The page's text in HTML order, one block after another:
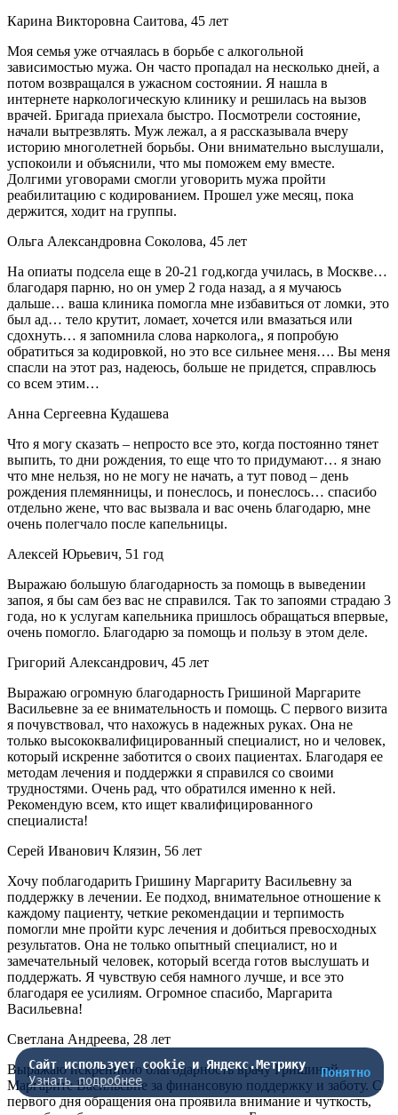
Карина Викторовна Саитова, 45 лет
Моя семья уже отчаялась в борьбе с алкогольной
зависимостью мужа. Он часто пропадал на несколько дней, а
потом возвращался в ужасном состоянии. Я нашла в
интернете наркологическую клинику и решилась на вызов
врачей. Бригада приехала быстро. Посмотрели состояние,
начали вытрезвлять. Муж лежал, а я рассказывала вчеру
историю многолетней борьбы. Они внимательно выслушали,
успокоили и объяснили, что мы поможем ему вместе.
Долгими уговорами смогли уговорить мужа пройти
реабилитацию с кодированием. Прошел уже месяц, пока
держится, ходит на группы.
Ольга Александровна Соколова, 45 лет
На опиаты подсела еще в 20-21 год,когда училась, в Москве…
благодаря парню, но он умер 2 года назад, а я мучаюсь
дальше… ваша клиника помогла мне избавиться от ломки, это
был ад… тело крутит, ломает, хочется или вмазаться или
сдохнуть… я запомнила слова нарколога,, я попробую
обратиться за кодировкой, но это все сильнее меня…. Вы меня
спасли на этот раз, надеюсь, больше не придется, справлюсь
со всем этим…
Анна Сергеевна Кудашева
Что я могу сказать – непросто все это, когда постоянно тянет
выпить, то дни рождения, то еще что то придумают… я знаю
что мне нельзя, но не могу не начать, а тут повод – день
рождения племянницы, и понеслось, и понеслось… спасибо
отдельно жене, что вас вызвала и вас очень благодарю, мне
очень полегчало после капельницы.
Алексей Юрьевич, 51 год
Выражаю большую благодарность за помощь в выведении
запоя, я бы сам без вас не справился. Так то запоями страдаю 3
года, но к услугам капельника пришлось обращаться впервые,
очень помогло. Благодарю за помощь и пользу в этом деле.
Григорий Александрович, 45 лет
Выражаю огромную благодарность Гришиной Маргарите
Васильевне за ее внимательность и помощь. С первого визита
я почувствовал, что нахожусь в надежных руках. Она не
только высококвалифицированный специалист, но и человек,
который искренне заботится о своих пациентах. Благодаря ее
методам лечения и поддержки я справился со своими
трудностями. Очень рад, что обратился именно к ней.
Рекомендую всем, кто ищет квалифицированного
специалиста!
Серей Иванович Клязин, 56 лет
Хочу поблагодарить Гришину Маргариту Васильевну за
поддержку в лечении. Ее подход, внимательное отношение к
каждому пациенту, четкие рекомендации и терпимость
помогли мне пройти курс лечения и добиться превосходных
результатов. Она не только опытный специалист, но и
замечательный человек, который всегда готов выслушать и
поддержать. Я чувствую себя намного лучше, и все это
благодаря ее усилиям. Огромное спасибо, Маргарита
Васильевна!
Светлана Андреева, 28 лет
Выражаю искреннюю благодарность врачу Гришиной
Маргарите Васильевне за финансовую поддержку и заботу. С
первого дня обращения она проявила внимание и чуткость,
Сайт использует cookie и Яндекс.Метрику
Узнать подробнее
Понятно